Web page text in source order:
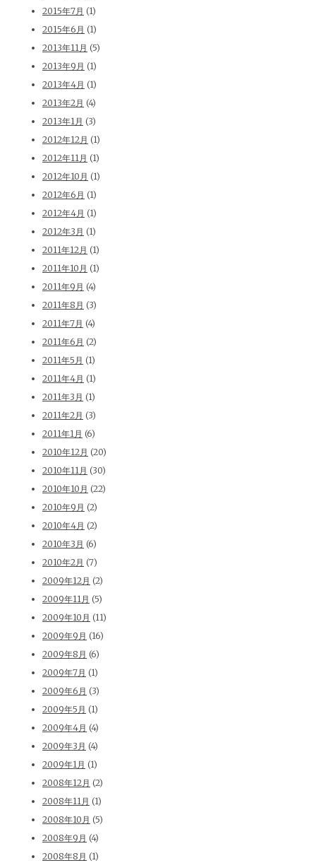
2015年7月 (1)
2015年6月 (1)
2013年11月 (5)
2013年9月 (1)
2013年4月 (1)
2013年2月 (4)
2013年1月 (3)
2012年12月 (1)
2012年11月 (1)
2012年10月 (1)
2012年6月 (1)
2012年4月 (1)
2012年3月 (1)
2011年12月 (1)
2011年10月 (1)
2011年9月 (4)
2011年8月 (3)
2011年7月 (4)
2011年6月 (2)
2011年5月 (1)
2011年4月 (1)
2011年3月 (1)
2011年2月 (3)
2011年1月 (6)
2010年12月 (20)
2010年11月 (30)
2010年10月 (22)
2010年9月 (2)
2010年4月 (2)
2010年3月 (6)
2010年2月 (7)
2009年12月 (2)
2009年11月 (5)
2009年10月 (11)
2009年9月 (16)
2009年8月 (6)
2009年7月 (1)
2009年6月 (3)
2009年5月 (1)
2009年4月 (4)
2009年3月 (4)
2009年1月 (1)
2008年12月 (2)
2008年11月 (1)
2008年10月 (5)
2008年9月 (4)
2008年8月 (1)